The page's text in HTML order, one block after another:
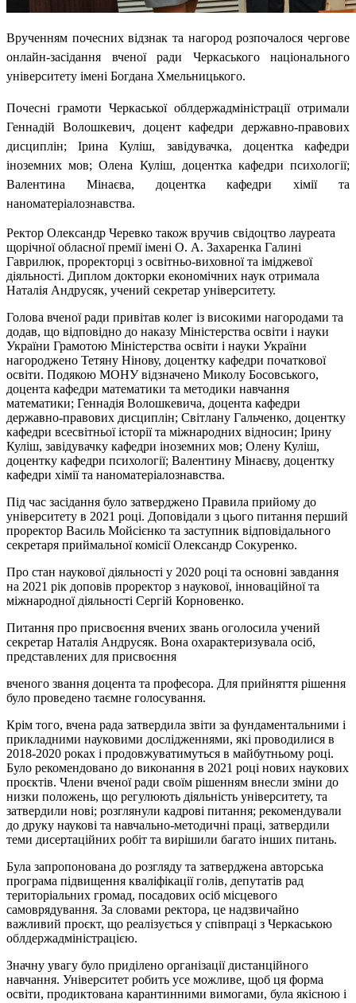
Врученням почесних відзнак та нагород розпочалося чергове
онлайн-засідання вченої ради Черкаського національного
університету імені Богдана Хмельницького.
Почесні грамоти Черкаської облдержадміністрації отримали
Геннадій Волошкевич, доцент кафедри державно-правових
дисциплін; Ірина Куліш, завідувачка, доцентка кафедри
іноземних мов; Олена Куліш, доцентка кафедри психології;
Валентина Мінаєва, доцентка кафедри хімії та
наноматеріалознавства.
Ректор Олександр Черевко також вручив свідоцтво лауреата
щорічної обласної премії імені О. А. Захаренка Галині
Гаврилюк, проректорці з освітньо-виховної та іміджевої
діяльності. Диплом докторки економічних наук отримала
Наталія Андрусяк, учений секретар університету.
Голова вченої ради привітав колег із високими нагородами та
додав, що відповідно до наказу Міністерства освіти і науки
України Грамотою Міністерства освіти і науки України
нагороджено Тетяну Нінову, доцентку кафедри початкової
освіти. Подякою МОНУ відзначено Миколу Босовського,
доцента кафедри математики та методики навчання
математики; Геннадія Волошкевича, доцента кафедри
державно-правових дисциплін; Світлану Гальченко, доцентку
кафедри всесвітньої історії та міжнародних відносин; Ірину
Куліш, завідувачку кафедри іноземних мов; Олену Куліш,
доцентку кафедри психології; Валентину Мінаєву, доцентку
кафедри хімії та наноматеріалознавства.
Під час засідання було затверджено Правила прийому до
університету в 2021 році. Доповідали з цього питання перший
проректор Василь Мойсієнко та заступник відповідального
секретаря приймальної комісії Олександр Сокуренко.
Про стан наукової діяльності у 2020 році та основні завдання
на 2021 рік доповів проректор з наукової, інноваційної та
міжнародної діяльності Сергій Корновенко.
Питання про присвоєння вчених звань оголосила учений
секретар Наталія Андрусяк. Вона охарактеризувала осіб,
представлених для присвоєння
вченого звання доцента та професора. Для прийняття рішення
було проведено таємне голосування.
Крім того, вчена рада затвердила звіти за фундаментальними і
прикладними науковими дослідженнями, які проводилися в
2018-2020 роках і продовжуватимуться в майбутньому році.
Було рекомендовано до виконання в 2021 році нових наукових
проєктів. Члени вченої ради своїм рішенням внесли зміни до
низки положень, що регулюють діяльність університету, та
затвердили нові; розглянули кадрові питання; рекомендували
до друку наукові та навчально-методичні праці, затвердили
теми дисертаційних робіт та вирішили багато інших питань.
Була запропонована до розгляду та затверджена авторська
програма підвищення кваліфікації голів, депутатів рад
територіальних громад, посадових осіб місцевого
самоврядування. За словами ректора, це надзвичайно
важливий проєкт, що реалізується у співпраці з Черкаською
облдержадміністрацією.
Значну увагу було приділено організації дистанційного
навчання. Університет робить усе можливе, щоб ця форма
освіти, продиктована карантинними вимогами, була якісною і